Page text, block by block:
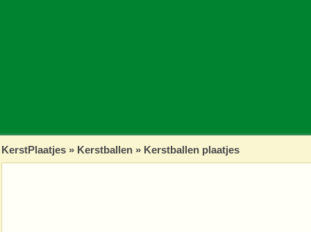
KerstPlaatjes » Kerstballen » Kerstballen plaatjes